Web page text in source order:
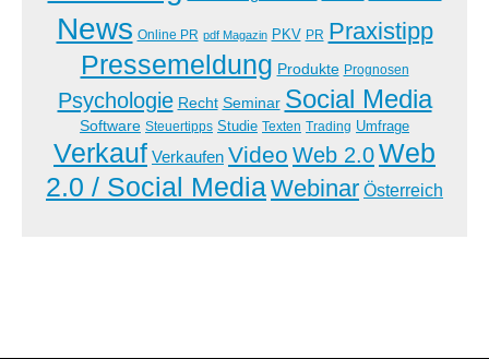
News Online PR pdf Magazin PKV PR Praxistipp
Pressemeldung Produkte Prognosen
Psychologie Recht Seminar Social Media
Software Steuertipps Studie Texten Trading Umfrage
Verkauf Verkaufen Video Web 2.0Web
2.0 / Social MediaWebinar Österreich